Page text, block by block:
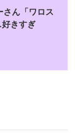
さん「ワロス
きすぎ